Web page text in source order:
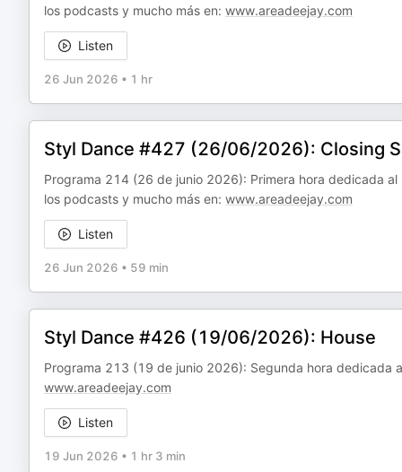
los podcasts y mucho más en: www.areadeejay.com
Listen
26 Jun 2026 • 1 hr
Styl Dance #427 (26/06/2026): Closing
Programa 214 (26 de junio 2026): Primera hora dedicada
los podcasts y mucho más en: www.areadeejay.com
Listen
26 Jun 2026 • 59 min
Styl Dance #426 (19/06/2026): House
Programa 213 (19 de junio 2026): Segunda hora dedicada
www.areadeejay.com
Listen
19 Jun 2026 • 1 hr 3 min